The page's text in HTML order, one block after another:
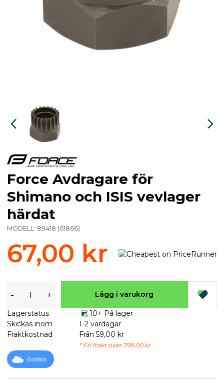
Force Avdragare för
Shimano och ISIS vevlager
härdat
MODELL: 89418 (61866)
67,00 kr
- + Lägg i varukorg
Lagerstatus
10+ På lager
Skickas inom
1-2 vardagar
Fraktkostnad
Från 59,00 kr
* Fri frakt över 799,00 kr
GoWish